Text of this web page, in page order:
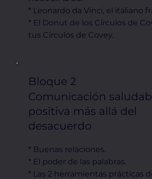
* Leonardo da Vinci, el italiano
* El Donut de los Círculos de
tus Círculos de Covey.
Bloque 2
Comunicación
positiva más allá del
desacuerdo
* Buenas relaciones.
* El poder de las palabras.
* Las 2 herramientas prácticas